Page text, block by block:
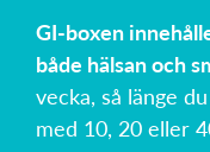
GI-boxen
både hälsan och
vecka, så länge
med 10, 20 eller